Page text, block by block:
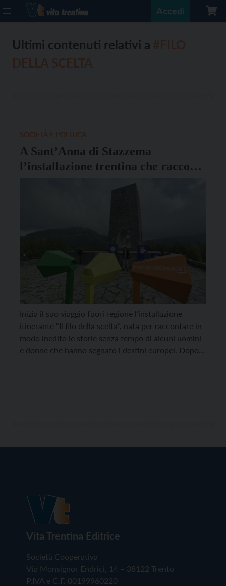
Accedi
Ultimi contenuti relativi a
A Sant’Anna di Stazzema
l’installazione trentina che racconta
la storia dei padri e delle madri
Inizia il suo viaggio fuori regione l’installazione
itinerante “Il filo della scelta”, nata per raccontare in
modo inedito le storie senza tempo di alcuni uomini
e donne che hanno segnato i destini europei. Dopo
Vita Trentina Editrice
Società Cooperativa
Via Monsignor Endrici, 14 – 38122 Trento
P.IVA e C.F. 00199960220